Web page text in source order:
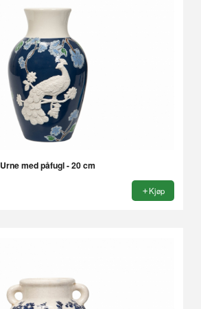
Urne med påfugl - 20 cm
Kjøp